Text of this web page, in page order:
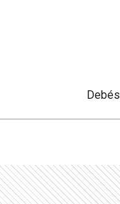
Debés